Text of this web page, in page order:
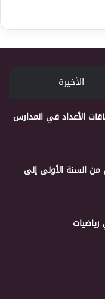
الأخيرة
الأعداد في المدارس
من السنة الأولى إلى